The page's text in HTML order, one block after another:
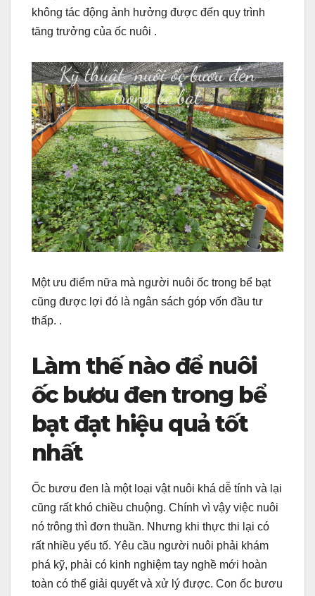
không tác động ảnh hưởng được đến quy trình
tăng trưởng của ốc nuôi .
Một ưu điểm nữa mà người nuôi ốc trong bể bạt
cũng được lợi đó là ngân sách góp vốn đầu tư
thấp. .
Làm thế nào để nuôi
ốc bươu đen trong bể
bạt đạt hiệu quả tốt
nhất
Ốc bươu đen là một loại vật nuôi khá dễ tính và lại
cũng rất khó chiều chuộng. Chính vì vậy việc nuôi
nó trông thì đơn thuần. Nhưng khi thực thi lại có
rất nhiều yếu tố. Yêu cầu người nuôi phải khám
phá kỹ, phải có kinh nghiệm tay nghề mới hoàn
toàn có thể giải quyết và xử lý được. Con ốc bươu